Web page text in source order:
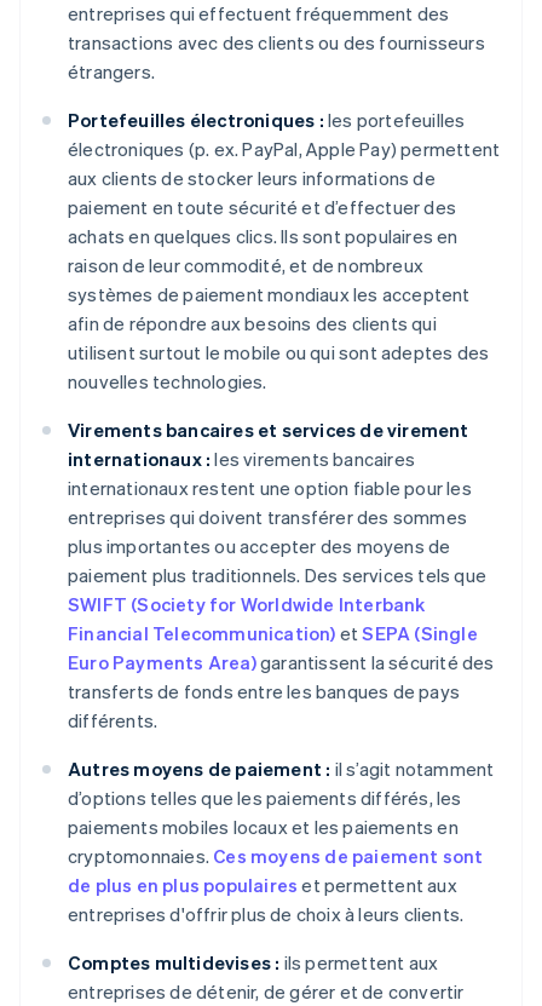
entreprises qui effectuent fréquemment des
transactions avec des clients ou des fournisseurs
étrangers.
Portefeuilles électroniques : les portefeuilles
électroniques (p. ex. PayPal, Apple Pay) permettent
aux clients de stocker leurs informations de
paiement en toute sécurité et d’effectuer des
achats en quelques clics. Ils sont populaires en
raison de leur commodité, et de nombreux
systèmes de paiement mondiaux les acceptent
afin de répondre aux besoins des clients qui
utilisent surtout le mobile ou qui sont adeptes des
nouvelles technologies.
Virements bancaires et services de virement
internationaux : les virements bancaires
internationaux restent une option fiable pour les
entreprises qui doivent transférer des sommes
plus importantes ou accepter des moyens de
paiement plus traditionnels. Des services tels que
SWIFT (Society for Worldwide Interbank
Financial Telecommunication) etSEPA (Single
Euro Payments Area)garantissent la sécurité des
transferts de fonds entre les banques de pays
différents.
Autres moyens de paiement : il s’agit notamment
d’options telles que les paiements différés, les
paiements mobiles locaux et les paiements en
cryptomonnaies. Ces moyens de paiement sont
de plus en plus populaires et permettent aux
entreprises d'offrir plus de choix à leurs clients.
Comptes multidevises : ils permettent aux
entreprises de détenir, de gérer et de convertir